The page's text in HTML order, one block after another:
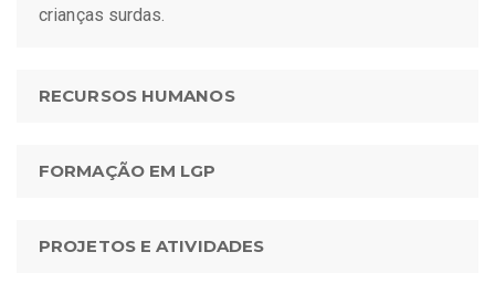
crianças surdas.
RECURSOS HUMANOS
FORMAÇÃO EM LGP
PROJETOS E ATIVIDADES